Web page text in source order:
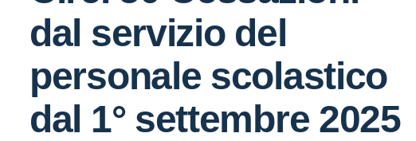
dal servizio del
personale scolastico
dal 1° settembre 2025